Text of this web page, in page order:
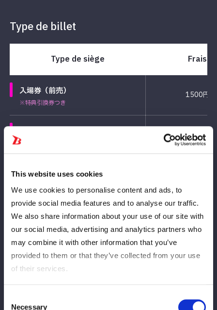
This website uses cookies
We use cookies to personalise content and ads, to
provide social media features and to analyse our traffic.
We also share information about your use of our site with
our social media, advertising and analytics partners who
may combine it with other information that you’ve
provided to them or that they’ve collected from your use
of their services.
Necessary
Type de billet
Type de siège Frais
入場券（前売）
※特典引換券つき
1500円
※特典引換券つき
2300円
Calendrier des ventes
各日程当日券の販売は会場のみ。＋800円となります。
Type de billet
Date et heure de
sortie
12:00